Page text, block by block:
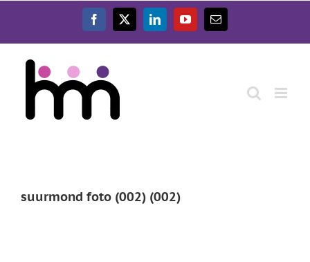
Facebook
X LinkedInYouTube
E-
mail
suurmond foto (002) (002)